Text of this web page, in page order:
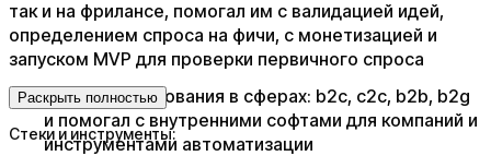
так и на фрилансе, помогал им с валидацией идей,
определением спроса на фичи, с монетизацией и
запуском MVP для проверки первичного спроса
Делал исследования в сферах: b2c, c2c, b2b, b2g
и помогал с внутренними софтами для компаний и
инструментами автоматизации
Раскрыть полностью
Стеки и инструменты: